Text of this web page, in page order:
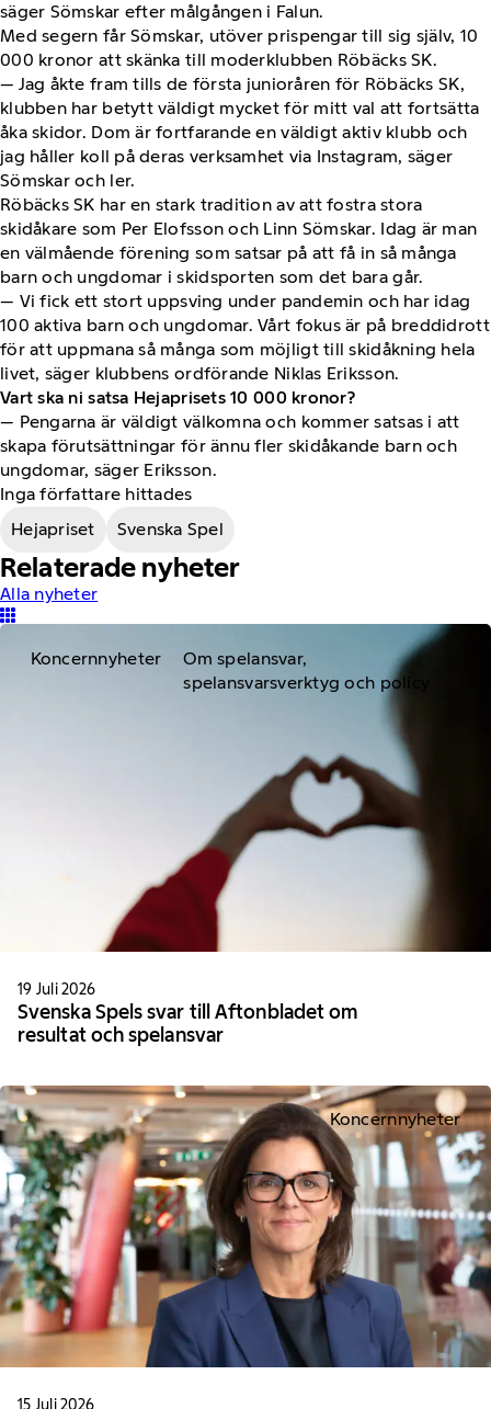
säger Sömskar efter målgången i Falun.
Med segern får Sömskar, utöver prispengar till sig själv, 10
000 kronor att skänka till moderklubben Röbäcks SK.
— Jag åkte fram tills de första junioråren för Röbäcks SK,
klubben har betytt väldigt mycket för mitt val att fortsätta
åka skidor. Dom är fortfarande en väldigt aktiv klubb och
jag håller koll på deras verksamhet via Instagram, säger
Sömskar och ler.
Röbäcks SK har en stark tradition av att fostra stora
skidåkare som Per Elofsson och Linn Sömskar. Idag är man
en välmående förening som satsar på att få in så många
barn och ungdomar i skidsporten som det bara går.
— Vi fick ett stort uppsving under pandemin och har idag
100 aktiva barn och ungdomar. Vårt fokus är på breddidrott
för att uppmana så många som möjligt till skidåkning hela
livet, säger klubbens ordförande Niklas Eriksson.
Vart ska ni satsa Hejaprisets 10 000 kronor?
— Pengarna är väldigt välkomna och kommer satsas i att
skapa förutsättningar för ännu fler skidåkande barn och
ungdomar, säger Eriksson.
Inga författare hittades
Hejapriset
Svenska Spel
Relaterade nyheter
Alla nyheter
Koncernnyheter
Om spelansvar,
spelansvarsverktyg och policy
19 Juli 2026
Svenska Spels svar till Aftonbladet om
resultat och spelansvar
Koncernnyheter
15 Juli 2026